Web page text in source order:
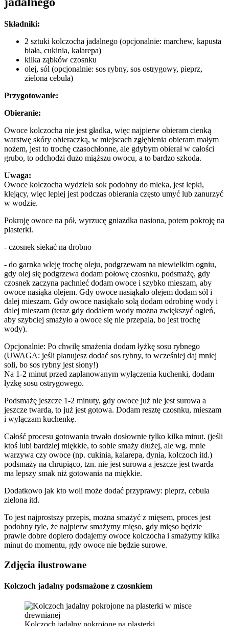
Składniki:
2 sztuki kolczocha jadalnego (opcjonalnie: marchew, kapusta
biała, cukinia, kalarepa)
kilka ząbków czosnku
olej, sól (opcjonalnie: sos rybny, sos ostrygowy, pieprz,
zielona cebula)
Przygotowanie:
Obieranie:
Owoce kolczocha nie jest gładka, więc najpierw obieram cienką
warstwę skóry obieraczką, w miejscach zgłębienia obieram małym
nożem, jest to trochę czasochłonne, ale gdybym obierał w całości
grubo, to odchodzi dużo miąższu owocu, a to bardzo szkoda.
Uwaga:
Owoce kolczocha wydziela sok podobny do mleka, jest lepki,
klejący, więc lepiej jest podczas obierania często umyć lub zanurzyć
w wodzie.
Pokroję owoce na pół, wyrzucę gniazdka nasiona, potem pokroję na
plasterki.
- czosnek siekać na drobno
- do garnka wleję trochę oleju, podgrzewam na niewielkim ogniu,
gdy olej się podgrzewa dodam połowę czosnku, podsmażę, gdy
czosnek zaczyna pachnieć dodam owoce i szybko mieszam, aby
owoce nasiąka olejem. Gdy owoce nasiąkało olejem dodam sól i
dalej mieszam. Gdy owoce nasiąkało solą dodam odrobinę wody i
dalej mieszam (teraz gdy dodałem wody można zwiększyć ogień,
aby szybciej smażyło a owoce się nie przepala, bo jest trochę
wody).
Opcjonalnie: Po chwilę smażenia dodam łyżkę sosu rybnego
(UWAGA: jeśli planujesz dodać sos rybny, to wcześniej daj mniej
soli, bo sos rybny jest słony!)
Na 1-2 minut przed zaplanowanym wyłączenia kuchenki, dodam
łyżkę sosu ostrygowego.
Podsmażę jeszcze 1-2 minuty, gdy owoce już nie jest surowa a
jeszcze twarda, to już jest gotowa. Dodam resztę czosnku, mieszam
i wyłączam kuchenkę.
Całość procesu gotowania trwało dosłownie tylko kilka minut. (jeśli
ktoś lubi bardziej miękkie, to sobie smaży dłużej, ale wg. mnie
warzywa czy owoce (np. cukinia, kalarepa, dynia, kolczoch itd.)
podsmaży na chrupiąco, tzn. nie jest surowa a jeszcze jest twarda
ma lepszy smak niż gotowania na miękkie.
Dodatkowo jak kto woli może dodać przyprawy: pieprz, cebula
zielona itd.
To jest najprostszy przepis, można smażyć z mięsem, proces jest
podobny tyle, że najpierw smażymy mięso, gdy mięso będzie
prawie dobre dopiero dodajemy owoce kolczocha i smażymy kilka
minut do momentu, gdy owoce nie będzie surowe.
Zdjęcia ilustrowane
Kolczoch jadalny podsmażone z czosnkiem